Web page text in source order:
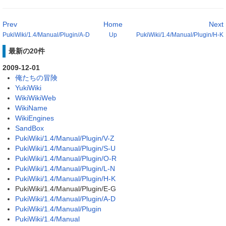
Prev
PukiWiki/1.4/Manual/Plugin/A-D
Next
PukiWiki/1.4/Manual/Plugin/H-K
Home
Up
最新の20件
2009-12-01
俺たちの冒険
YukiWiki
WikiWikiWeb
WikiName
WikiEngines
SandBox
PukiWiki/1.4/Manual/Plugin/V-Z
PukiWiki/1.4/Manual/Plugin/S-U
PukiWiki/1.4/Manual/Plugin/O-R
PukiWiki/1.4/Manual/Plugin/L-N
PukiWiki/1.4/Manual/Plugin/H-K
PukiWiki/1.4/Manual/Plugin/E-G
PukiWiki/1.4/Manual/Plugin/A-D
PukiWiki/1.4/Manual/Plugin
PukiWiki/1.4/Manual